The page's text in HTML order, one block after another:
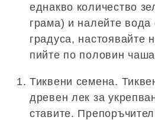
еднакво количество
грама) и налейте вода
градуса, настоявайте
пийте по половин
Тиквени семена.
древен лек за
ставите.